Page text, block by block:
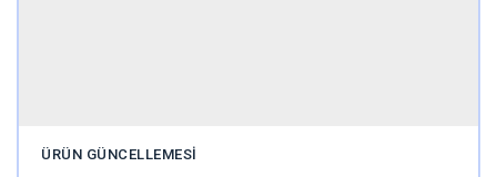
ÜRÜN GÜNCELLEMESI